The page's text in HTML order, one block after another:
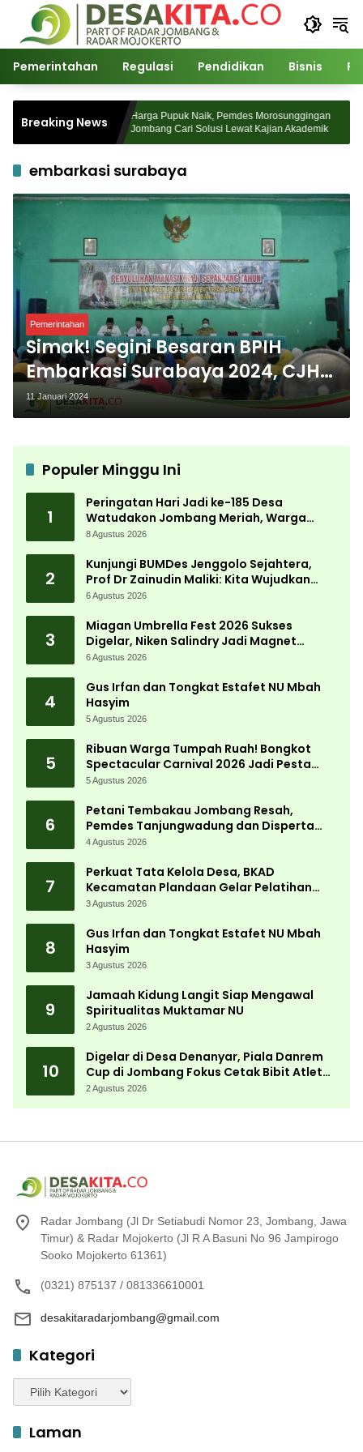
Langsung
konten
Pemerintahan Regulasi Pendidikan Bisnis
Breaking News
Padati
Harga Pupuk Naik, Pemdes Morosunggingan
Jombang Cari Solusi Lewat Kajian Akademik
embarkasi surabaya
Pemerintahan
Simak! Segini Besaran BPIH
Embarkasi Surabaya 2024, CJH
Jombang Wajib Tahu
11 Januari 2024
Populer Minggu Ini
1
Peringatan Hari Jadi ke-185 Desa
Watudakon Jombang Meriah, Warga
Tumpek Blek Padati Karnaval Budaya
8 Agustus 2026
2
Kunjungi BUMDes Jenggolo Sejahtera,
Prof Dr Zainudin Maliki: Kita Wujudkan
Kemandirian Ekonomi dengan Potensi
6 Agustus 2026
3
Miagan Umbrella Fest 2026 Sukses
Digelar, Niken Salindry Jadi Magnet
Ribuan Pengunjung
6 Agustus 2026
4
Gus Irfan dan Tongkat Estafet NU Mbah
Hasyim
5 Agustus 2026
5
Ribuan Warga Tumpah Ruah! Bongkot
Spectacular Carnival 2026 Jadi Pesta
Kemerdekaan Terbesar di Peterongan
5 Agustus 2026
6
Petani Tembakau Jombang Resah,
Pemdes Tanjungwadung dan Disperta
Bergerak Cepat
4 Agustus 2026
7
Perkuat Tata Kelola Desa, BKAD
Kecamatan Plandaan Gelar Pelatihan
Aparatur Pemdes
3 Agustus 2026
8
Gus Irfan dan Tongkat Estafet NU Mbah
Hasyim
3 Agustus 2026
9
Jamaah Kidung Langit Siap Mengawal
Spiritualitas Muktamar NU
2 Agustus 2026
10
Digelar di Desa Denanyar, Piala Danrem
Cup di Jombang Fokus Cetak Bibit Atlet
Menembak Berprestasi
2 Agustus 2026
Radar Jombang (Jl Dr Setiabudi Nomor 23, Jombang, Jawa
Timur) & Radar Mojokerto (Jl R A Basuni No 96 Jampirogo
Sooko Mojokerto 61361)
(0321) 875137 / 081336610001
desakitaradarjombang@gmail.com
Kategori
Kategori
Laman